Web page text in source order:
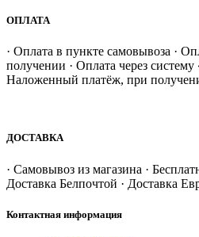
ОПЛАТА
· Оплата в пункте самовывоза ·
получении · Оплата через
Наложенный платёж, при
ДОСТАВКА
· Самовывоз из магазина ·
Доставка Белпочтой · Доставка
Контактная информация